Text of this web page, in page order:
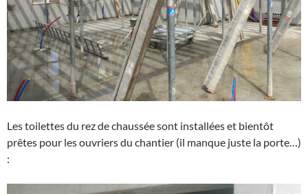
Les toilettes du rez de chaussée sont installées et bientôt
prêtes pour les ouvriers du chantier (il manque juste la porte…)
: